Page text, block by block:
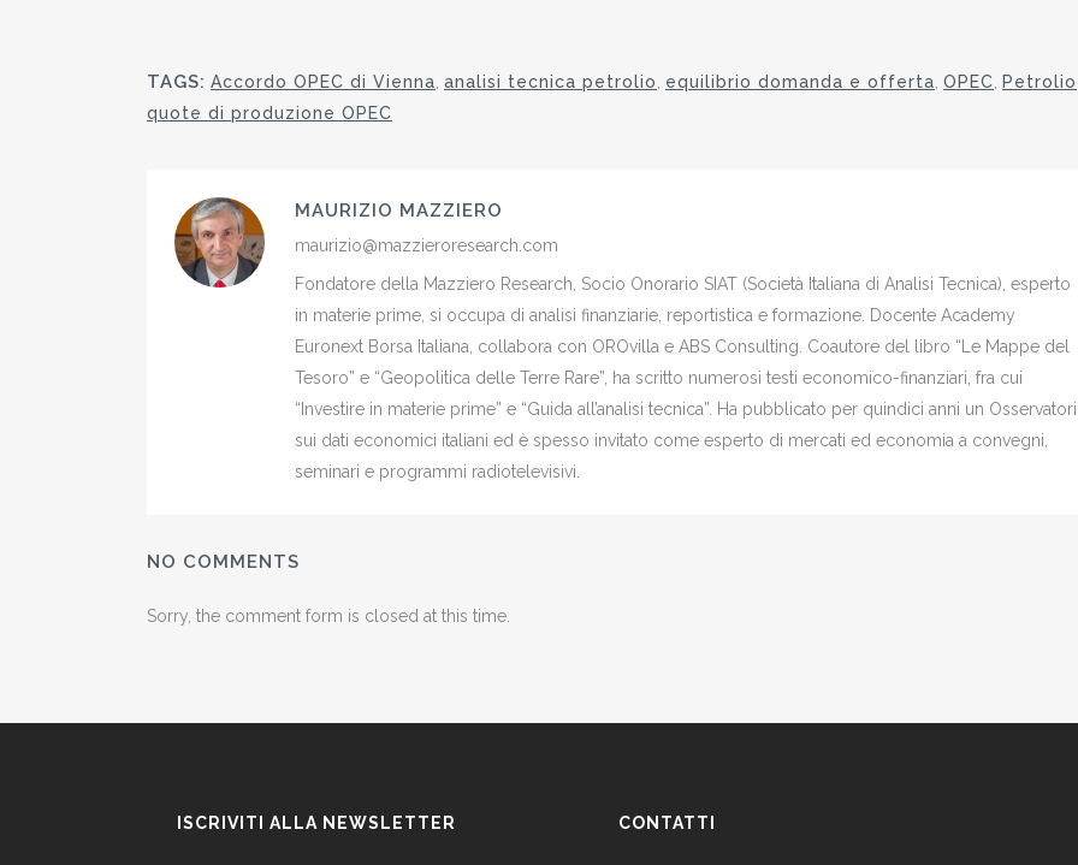
TAGS: Accordo OPEC di Vienna analisi tecnica petrolio equilibrio domanda e offerta OPEC Petrolio
quote di produzione OPEC
MAURIZIO MAZZIERO
maurizio@mazzieroresearch.com
Fondatore della Mazziero Research, Socio Onorario SIAT (Società Italiana di Analisi Tecnica), esperto
in materie prime, si occupa di analisi finanziarie, reportistica e formazione. Docente Academy
Euronext Borsa Italiana, collabora con OROvilla e ABS Consulting. Coautore del libro “Le Mappe del
Tesoro” e “Geopolitica delle Terre Rare”, ha scritto numerosi testi economico-finanziari, fra cui
“Investire in materie prime” e “Guida all’analisi tecnica”. Ha pubblicato per quindici anni un
sui dati economici italiani ed è spesso invitato come esperto di mercati ed economia a convegni,
seminari e programmi radiotelevisivi.
NO COMMENTS
Sorry, the comment form is closed at this time.
ISCRIVITI ALLA NEWSLETTER CONTATTI